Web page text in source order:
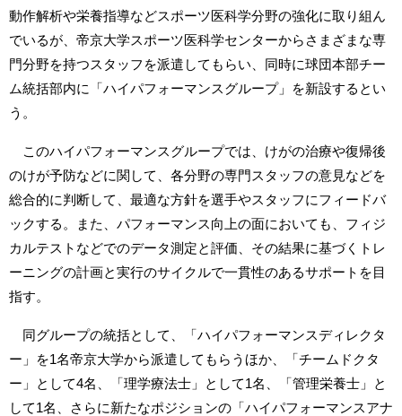
動作解析や栄養指導などスポーツ医科学分野の強化に取り組ん
でいるが、帝京大学スポーツ医科学センターからさまざまな専
門分野を持つスタッフを派遣してもらい、同時に球団本部チー
ム統括部内に「ハイパフォーマンスグループ」を新設するとい
う。
このハイパフォーマンスグループでは、けがの治療や復帰後
のけが予防などに関して、各分野の専門スタッフの意見などを
総合的に判断して、最適な方針を選手やスタッフにフィードバ
ックする。また、パフォーマンス向上の面においても、フィジ
カルテストなどでのデータ測定と評価、その結果に基づくトレ
ーニングの計画と実行のサイクルで一貫性のあるサポートを目
指す。
同グループの統括として、「ハイパフォーマンスディレクタ
ー」を1名帝京大学から派遣してもらうほか、「チームドクタ
ー」として4名、「理学療法士」として1名、「管理栄養士」と
して1名、さらに新たなポジションの「ハイパフォーマンスアナ